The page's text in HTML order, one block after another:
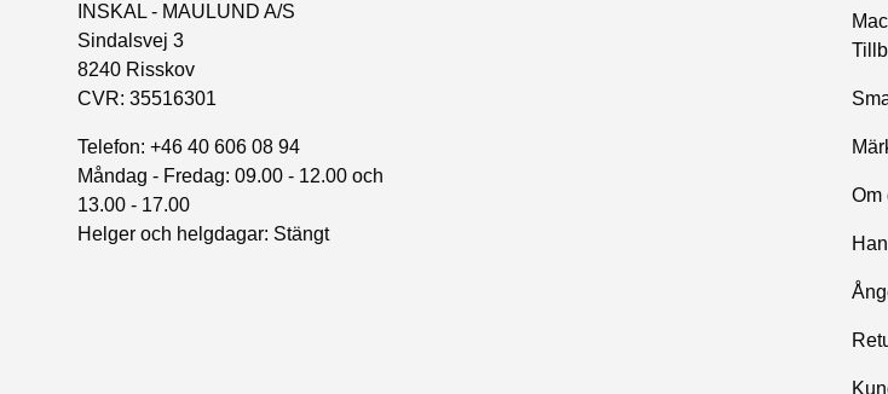
INSKAL - MAULUND A/S
Sindalsvej 3
8240 Risskov
CVR: 35516301
Telefon: +46 40 606 08 94
Måndag - Fredag: 09.00 - 12.00 och
13.00 - 17.00
Helger och helgdagar: Stängt
Om